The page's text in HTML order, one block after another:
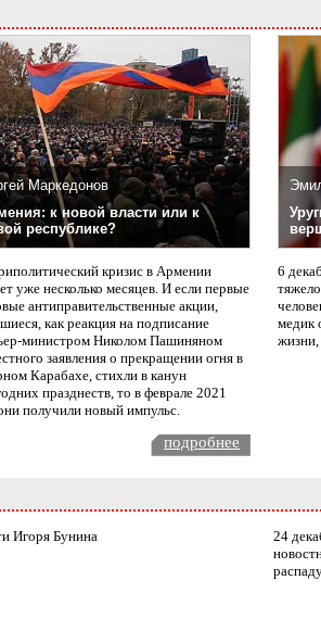
Маркедонов
к новой власти или к
республике?
кризис в Армении
уже несколько месяцев. И если первые
антиправительственные акции,
как реакция на подписание
министром Николом Пашиняном
заявления о прекращении огня в
Карабахе, стихли в канун
празднеств, то в феврале 2021
получили новый импульс.
6
медик
жизни,
подробнее
Игоря Бунина
24